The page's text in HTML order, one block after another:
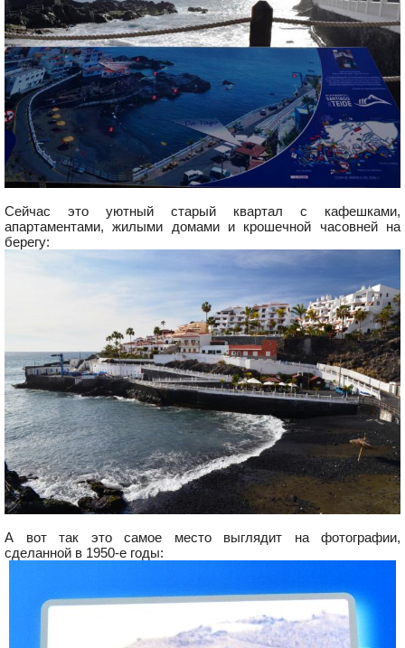
Сейчас это уютный старый квартал с кафешками,
апартаментами, жилыми домами и крошечной часовней на
берегу:
А вот так это самое место выглядит на фотографии,
сделанной в 1950-е годы: